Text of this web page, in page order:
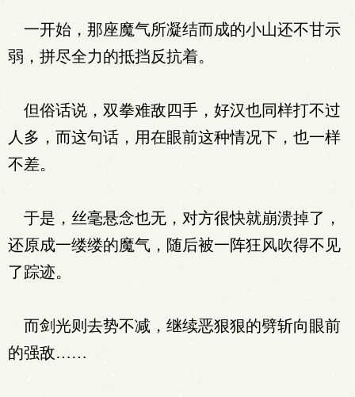
一开始，那座魔气所凝结而成的小山还不甘示
弱，拼尽全力的抵挡反抗着。
但俗话说，双拳难敌四手，好汉也同样打不过
人多，而这句话，用在眼前这种情况下，也一样
不差。
于是，丝毫悬念也无，对方很快就崩溃掉了，
还原成一缕缕的魔气，随后被一阵狂风吹得不见
了踪迹。
而剑光则去势不减，继续恶狠狠的劈斩向眼前
的强敌……